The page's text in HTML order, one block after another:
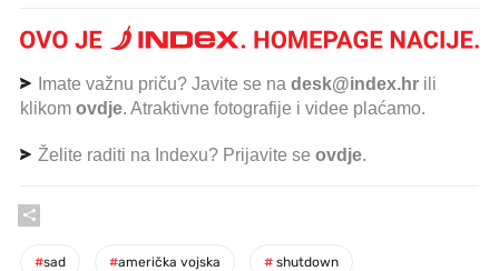
Imate važnu priču? Javite se na desk@index.hr ili
klikom ovdje. Atraktivne fotografije i videe plaćamo.
Želite raditi na Indexu? Prijavite se ovdje.
#sad #američka vojska # shutdown